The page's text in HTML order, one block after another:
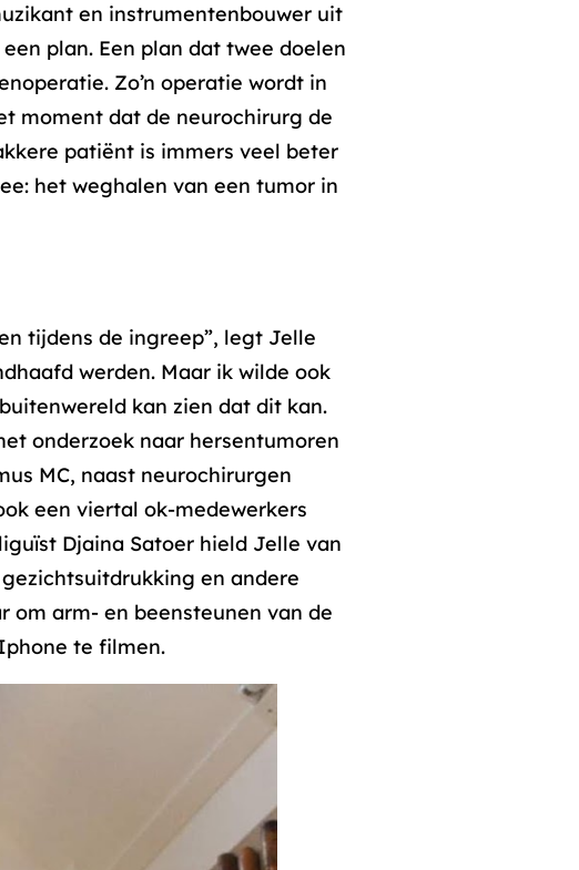
en instrumentenbouwer uit
plan. Een plan dat twee doelen
Zo’n operatie wordt in
moment dat de neurochirurg de
patiënt is immers veel beter
het weghalen van een tumor in
tijdens de ingreep”, legt Jelle
werden. Maar ik wilde ook
kan zien dat dit kan.
onderzoek naar hersentumoren
MC, naast neurochirurgen
een viertal ok-medewerkers
Djaina Satoer hield Jelle van
en andere
om arm- en beensteunen van de
te filmen.